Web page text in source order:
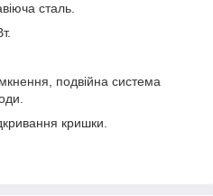
сталь.
подвійна система
кришки.